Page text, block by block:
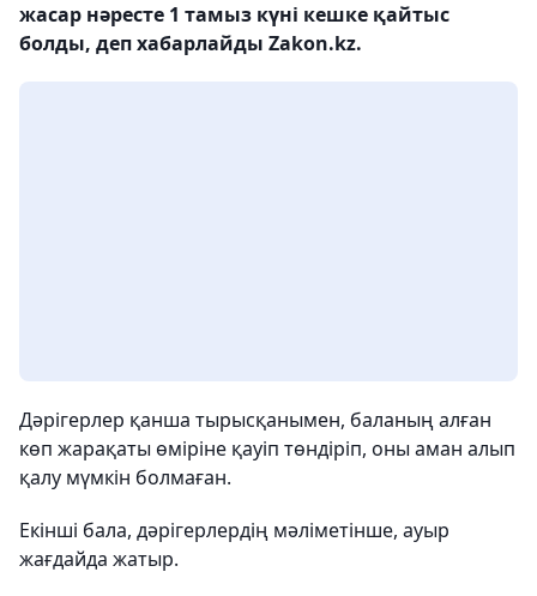
жасар нәресте 1 тамыз күні кешке қайтыс
болды, деп хабарлайды Zakon.kz.
Дәрігерлер қанша тырысқанымен, баланың алған
көп жарақаты өміріне қауіп төндіріп, оны аман алып
қалу мүмкін болмаған.
Екінші бала, дәрігерлердің мәліметінше, ауыр
жағдайда жатыр.